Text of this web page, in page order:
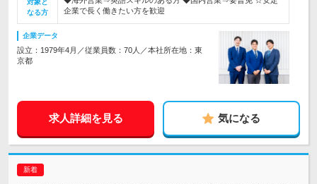
対象と
なる方
企業で長く働きたい方を歓迎
企業データ
設立：1979年4月／従業員数：70人／本社所在地：東
京都
求人詳細を見る 気になる